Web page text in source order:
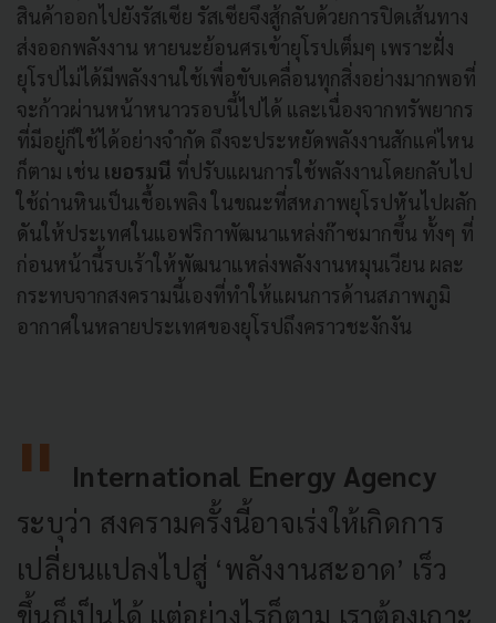
สินค้าออกไปยังรัสเซีย รัสเซียจึงสู้กลับด้วยการปิดเส้นทาง
ส่งออกพลังงาน หายนะย้อนศรเข้ายุโรปเต็มๆ เพราะฝั่ง
ยุโรปไม่ได้มีพลังงานใช้เพื่อขับเคลื่อนทุกสิ่งอย่างมากพอที่
จะก้าวผ่านหน้าหนาวรอบนี้ไปได้ และเนื่องจากทรัพยากร
ที่มีอยู่ก็ใช้ได้อย่างจำกัด ถึงจะประหยัดพลังงานสักแค่ไหน
ก็ตาม เช่น เยอรมนี ที่ปรับแผนการใช้พลังงานโดยกลับไป
ใช้ถ่านหินเป็นเชื้อเพลิง ในขณะที่สหภาพยุโรปหันไปผลัก
ดันให้ประเทศในแอฟริกาพัฒนาแหล่งก๊าซมากขึ้น ทั้งๆ ที่
ก่อนหน้านี้รบเร้าให้พัฒนาแหล่งพลังงานหมุนเวียน ผละ
กระทบจากสงครามนี้เองที่ทำให้แผนการด้านสภาพภูมิ
อากาศในหลายประเทศของยุโรปถึงคราวชะงักงัน
International Energy Agency
ระบุว่า สงครามครั้งนี้อาจเร่งให้เกิดการ
เปลี่ยนแปลงไปสู่ ‘พลังงานสะอาด’ เร็ว
ขึ้นก็เป็นได้ แต่อย่างไรก็ตาม เราต้องเกาะ